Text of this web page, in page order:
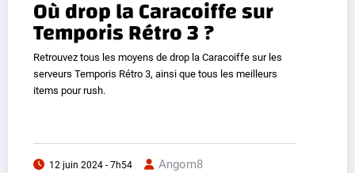
Où drop la Caracoiffe sur
Temporis Rétro 3 ?
Retrouvez tous les moyens de drop la Caracoiffe sur les
serveurs Temporis Rétro 3, ainsi que tous les meilleurs
items pour rush.
12 juin 2024 - 7h54 Angom8